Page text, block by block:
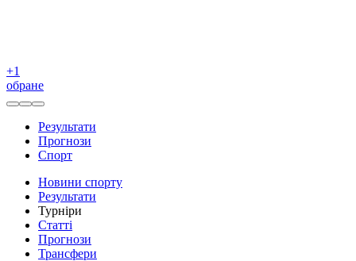
+1
обране
Результати
Прогнози
Спорт
Новини спорту
Результати
Турніри
Статті
Прогнози
Трансфери